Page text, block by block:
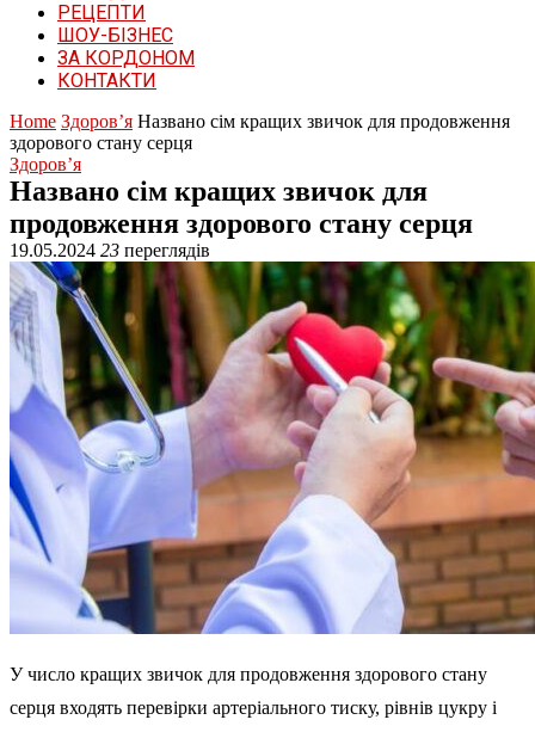
РЕЦЕПТИ
ШОУ-БІЗНЕС
ЗА КОРДОНОМ
КОНТАКТИ
Home Здоров’я Названо сім кращих звичок для продовження
здорового стану серця
Здоров’я
Названо сім кращих звичок для
продовження здорового стану серця
19.05.2024 23 переглядів
У число кращих звичок для продовження здорового стану
серця входять перевірки артеріального тиску, рівнів цукру і